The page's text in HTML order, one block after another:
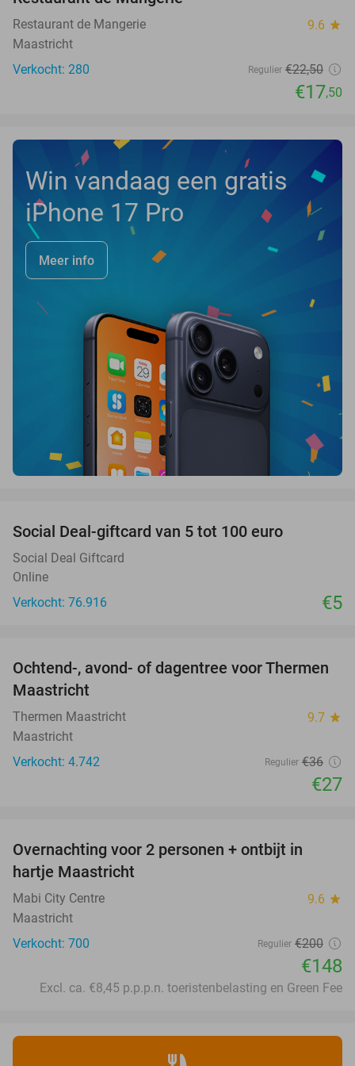
Restaurant de Mangerie 9.6 star
Maastricht
Verkocht: 280
Regulier €22,50
€17,50
Win vandaag een gratis
iPhone 17 Pro
Meer info
Social Deal-giftcard van 5 tot 100 euro
Social Deal Giftcard
Online
Verkocht: 76.916
€5
25%
Ochtend-, avond- of dagentree voor Thermen
Maastricht
Thermen Maastricht 9.7 star
Maastricht
Verkocht: 4.742
Regulier €36
€27
Overnachting voor 2 personen + ontbijt in
hartje Maastricht
Mabi City Centre 9.6 star
Maastricht
Verkocht: 700
Regulier €200
€148
Excl. ca. €8,45 p.p.p.n. toeristenbelasting en Green Fee